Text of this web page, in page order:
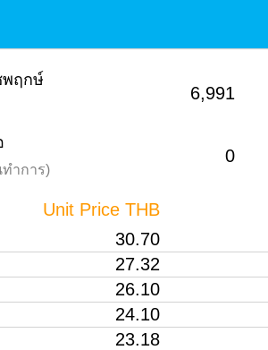
ฤกษ์
6,991
ทำการ)
0
Unit Price THB
30.70
27.32
26.10
24.10
23.18